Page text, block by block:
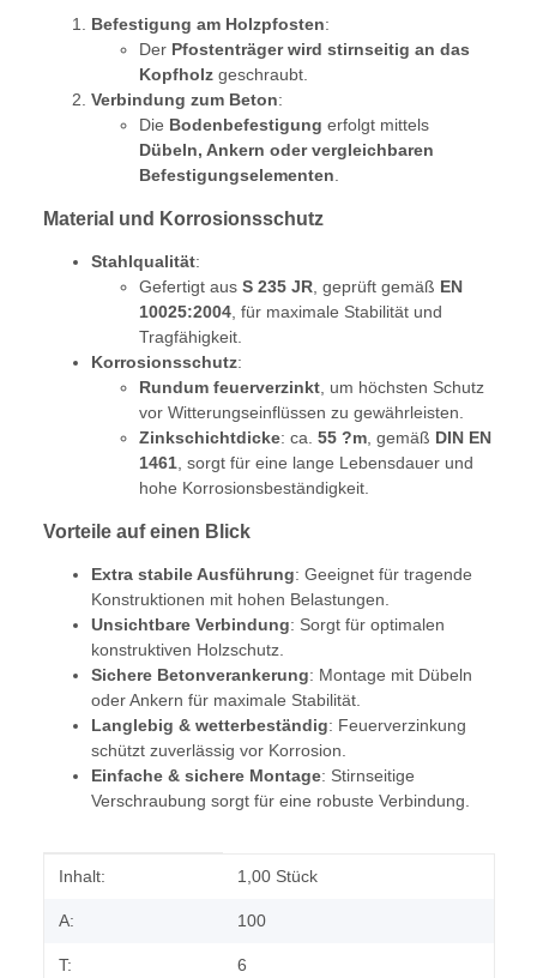
Befestigung am Holzpfosten:
Der Pfostenträger wird stirnseitig an das
Kopfholz geschraubt.
Verbindung zum Beton:
Die Bodenbefestigung erfolgt mittels
Dübeln, Ankern oder vergleichbaren
Befestigungselementen
Material und Korrosionsschutz
Stahlqualität:
Gefertigt aus S 235 JR , geprüft gemäß EN
10025:2004 , für maximale Stabilität und
Tragfähigkeit.
Korrosionsschutz:
Rundum feuerverzinkt , um höchsten Schutz
vor Witterungseinflüssen zu gewährleisten.
Zinkschichtdicke: ca. 55 ?m , gemäß DIN EN
1461 , sorgt für eine lange Lebensdauer und
hohe Korrosionsbeständigkeit.
Vorteile auf einen Blick
Extra stabile Ausführung: Geeignet für tragende
Konstruktionen mit hohen Belastungen.
Unsichtbare Verbindung: Sorgt für optimalen
konstruktiven Holzschutz.
Sichere Betonverankerung: Montage mit Dübeln
oder Ankern für maximale Stabilität.
Langlebig & wetterbeständig: Feuerverzinkung
schützt zuverlässig vor Korrosion.
Einfache & sichere Montage: Stirnseitige
Verschraubung sorgt für eine robuste Verbindung.
Produkteigenschaft
Wert
Inhalt: 1,00 Stück
A: 100
T: 6